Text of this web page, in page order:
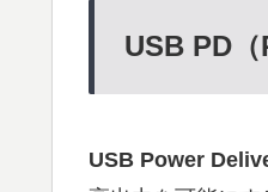
USB PD
USB Power